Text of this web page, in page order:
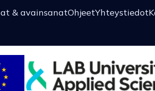
& avainsanatOhjeetYhteystiedot